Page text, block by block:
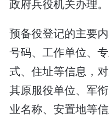
政府兵役机关办理。
预备役登记的主要
号码、工作单位、
式、住址等信息，
其原服役单位、军
业名称、安置地等信